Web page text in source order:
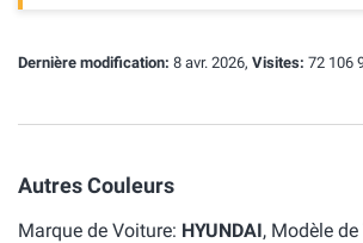
Dernière modification: 8 avr. 2026, Visites: 72 106
Autres Couleurs
Marque de Voiture: HYUNDAI, Modèle